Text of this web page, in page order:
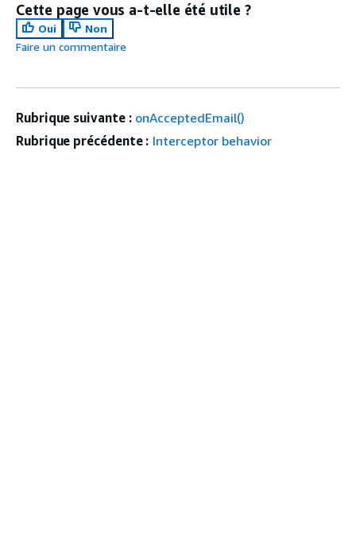
Cette page vous a-t-elle été utile ?
Oui
Non
Faire un commentaire
Rubrique suivante : onAcceptedEmail()
Rubrique précédente : Interceptor behavior